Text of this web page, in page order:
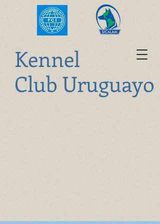
Kennel
Club Uruguayo